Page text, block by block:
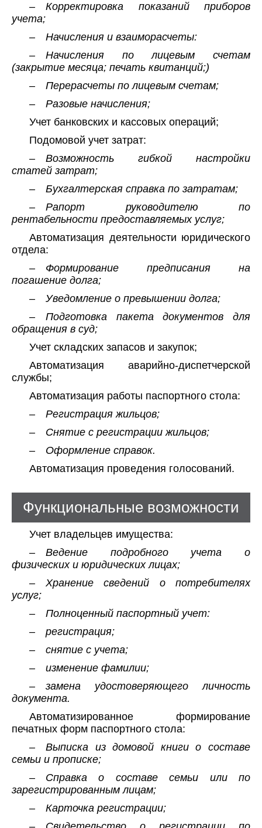
– Корректировка показаний приборов
учета;
– Начисления и взаиморасчеты:
– Начисления по лицевым счетам
(закрытие месяца; печать квитанций;)
– Перерасчеты по лицевым счетам;
– Разовые начисления;
Учет банковских и кассовых операций;
Подомовой учет затрат:
– Возможность гибкой настройки
статей затрат;
– Бухгалтерская справка по затратам;
– Рапорт руководителю по
рентабельности предоставляемых услуг;
Автоматизация деятельности юридического
отдела:
– Формирование предписания на
погашение долга;
– Уведомление о превышении долга;
– Подготовка пакета документов для
обращения в суд;
Учет складских запасов и закупок;
Автоматизация аварийно-диспетчерской
службы;
Автоматизация работы паспортного стола:
– Регистрация жильцов;
– Снятие с регистрации жильцов;
– Оформление справок.
Автоматизация проведения голосований.
Функциональные возможности
Учет владельцев имущества:
– Ведение подробного учета о
физических и юридических лицах;
– Хранение сведений о потребителях
услуг;
– Полноценный паспортный учет:
– регистрация;
– снятие с учета;
– изменение фамилии;
– замена удостоверяющего личность
документа.
Автоматизированное формирование
печатных форм паспортного стола:
– Выписка из домовой книги о составе
семьи и прописке;
– Справка о составе семьи или по
зарегистрированным лицам;
– Карточка регистрации;